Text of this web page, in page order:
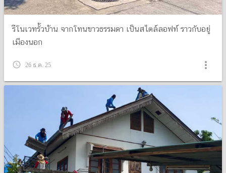
รีโนเวทรั้วบ้าน จากโทนขาวธรรมดา เป็นสไตล์ลอฟท์ ราวกับอยู่
เมืองนอก
query_builder 26 ธ.ค. 25 more_vert